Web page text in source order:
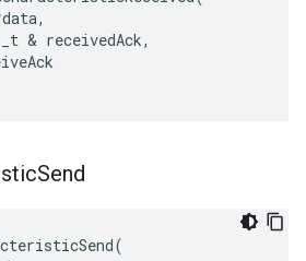
& receivedAck,
Send